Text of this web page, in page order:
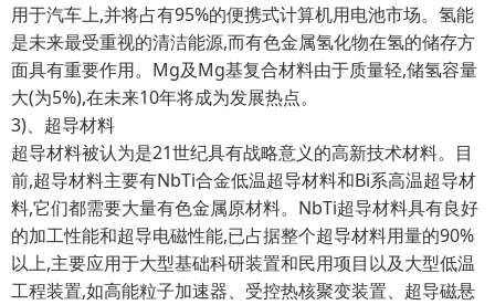
用于汽车上,并将占有95%的便携式计算机用电池市场。氢能
是未来最受重视的清洁能源,而有色金属氢化物在氢的储存方
面具有重要作用。Mg及Mg基复合材料由于质量轻,储氢容量
大(为5%),在未来10年将成为发展热点。
3)、超导材料
超导材料被认为是21世纪具有战略意义的高新技术材料。目
前,超导材料主要有NbTi合金低温超导材料和Bi系高温超导材
料,它们都需要大量有色金属原材料。NbTi超导材料具有良好
的加工性能和超导电磁性能,已占据整个超导材料用量的90%
以上,主要应用于大型基础科研装置和民用项目以及大型低温
工程装置,如高能粒子加速器、受控热核聚变装置、超导磁悬